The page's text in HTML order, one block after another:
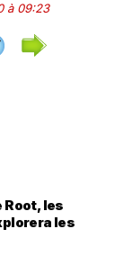
à 09:23
les
les